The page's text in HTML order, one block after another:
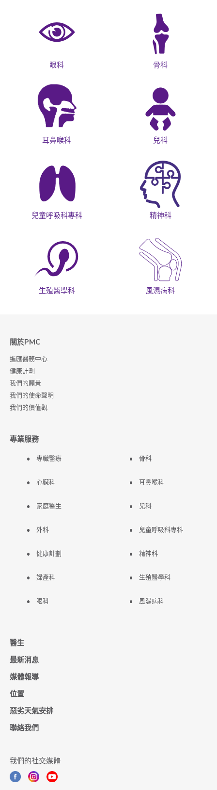
眼科 骨科
耳鼻喉科 兒科
兒童呼吸科專科 精神科
生殖醫學科 風濕病科
關於PMC
進匯醫務中心
健康計劃
我們的願景
我們的使命聲明
我們的價值觀
專業服務
專職醫療
心臟科
家庭醫生
外科
健康計劃
婦產科
眼科
骨科
耳鼻喉科
兒科
兒童呼吸科專科
精神科
生殖醫學科
風濕病科
醫生
最新消息
媒體報導
位置
惡劣天氣安排
聯絡我們
我們的社交媒體